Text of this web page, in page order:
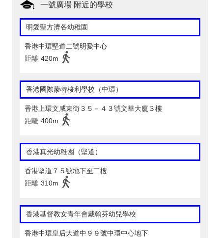
一號廣場 附近的學校
明愛聖方濟各幼稚園
香港中環堅道二號明愛中心
距離 420m
香港國際蒙特梭利學校（中環）
香港上環文咸東街３５－４３號文華大廈３樓
距離 400m
香港真光幼稚園（堅道）
香港堅道７５號地下至二樓
距離 310m
香港基督教女青年會戴翰芬幼兒學校
香港中環皇后大道中９９號中環中心地下